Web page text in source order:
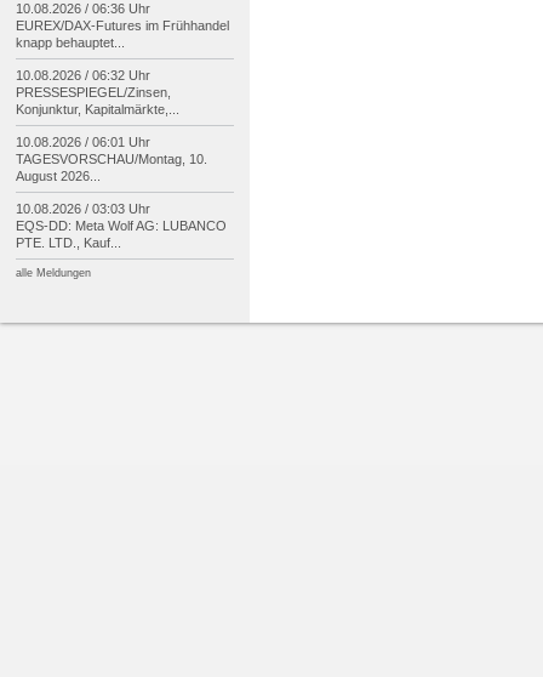
10.08.2026 / 06:36 Uhr
EUREX/DAX-Futures im Frühhandel
knapp behauptet...
10.08.2026 / 06:32 Uhr
PRESSESPIEGEL/Zinsen,
Konjunktur, Kapitalmärkte,...
10.08.2026 / 06:01 Uhr
TAGESVORSCHAU/Montag, 10.
August 2026...
10.08.2026 / 03:03 Uhr
EQS-DD: Meta Wolf AG: LUBANCO
PTE. LTD., Kauf...
alle Meldungen